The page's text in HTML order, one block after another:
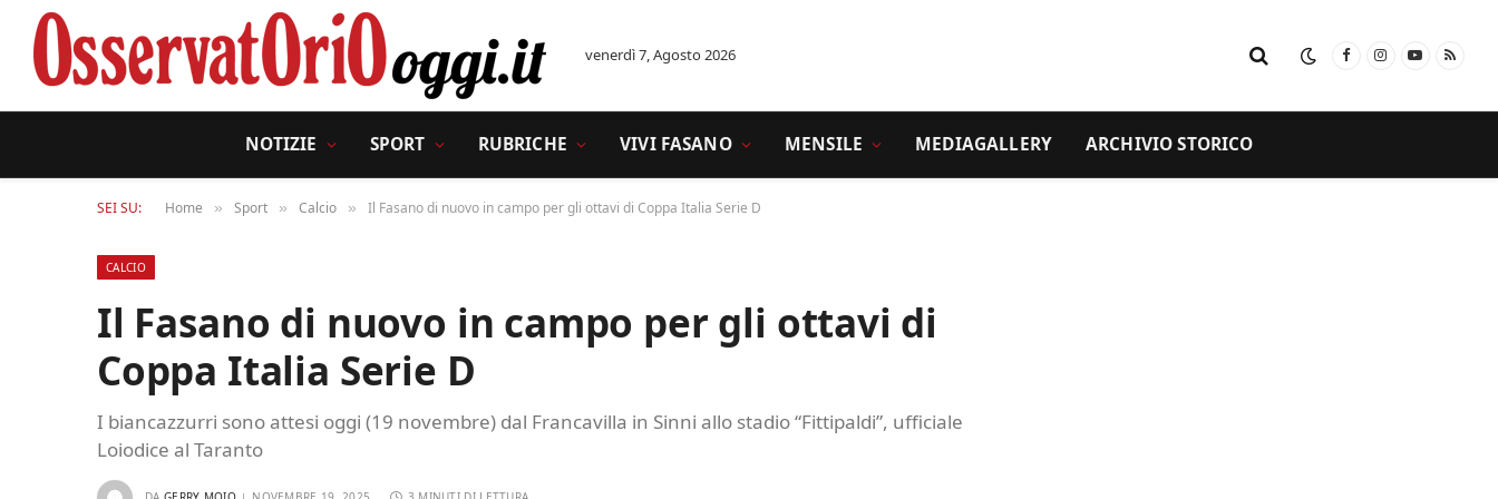
venerdì 7, Agosto 2026 FacebookInstagram
YouTube
RSS
NOTIZIE SPORT RUBRICHE VIVI FASANO MENSILE MEDIAGALLERY ARCHIVIO STORICO
SEI SU: Home » Sport » Calcio » Il Fasano di nuovo in campo per gli ottavi di Coppa Italia Serie D
CALCIO
Il Fasano di nuovo in campo per gli ottavi di
Coppa Italia Serie D
I biancazzurri sono attesi oggi (19 novembre) dal Francavilla in Sinni allo stadio “Fittipaldi”, ufficiale
Loiodice al Taranto